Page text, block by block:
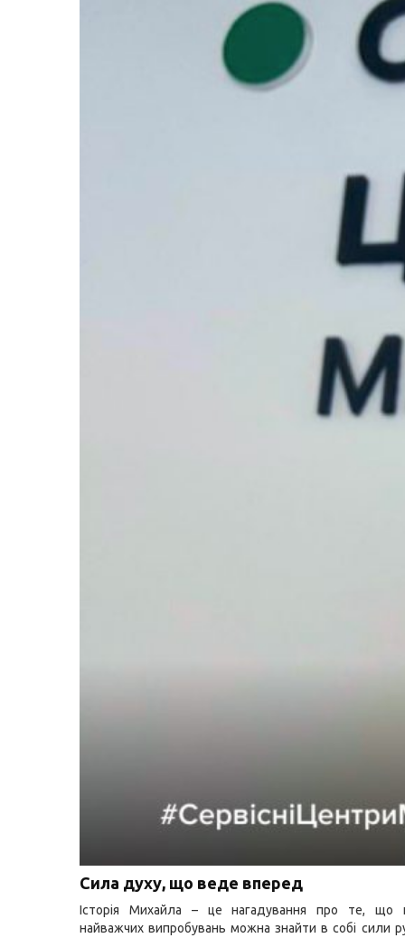
Сила духу, що веде вперед
Історія Михайла – це нагадування про те, що
найважчих випробувань можна знайти в собі сили